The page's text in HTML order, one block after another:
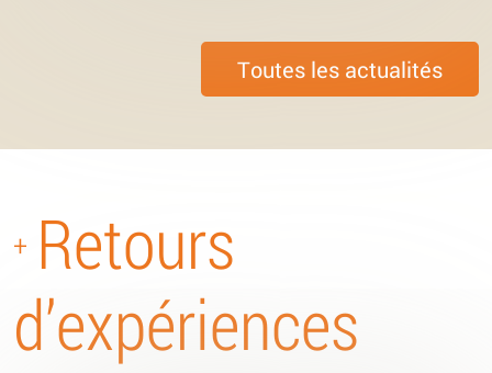
Toutes les actualités
+ Retours
d’expériences